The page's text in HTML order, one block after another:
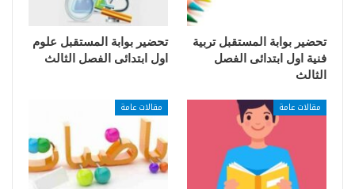
تحضير بوابة المستقبل تربية
فنية اول ابتدائى الفصل
الثالث
تحضير بوابة المستقبل علوم
اول ابتدائى الفصل الثالث
مقالات عامة مقالات عامة